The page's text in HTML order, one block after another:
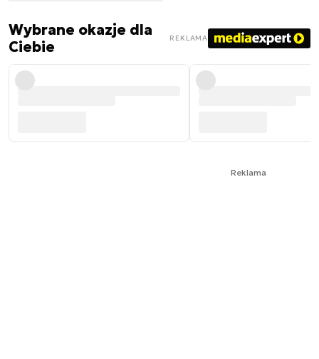
Wybrane okazje dla
Ciebie
REKLAMA
Reklama